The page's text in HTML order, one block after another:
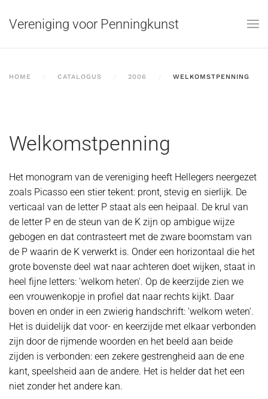
Skip to main content
Vereniging voor Penningkunst
HOME CATALOGUS 2006 WELKOMSTPENNING
Welkomstpenning
Het monogram van de vereniging heeft Hellegers neergezet
zoals Picasso een stier tekent: pront, stevig en sierlijk. De
verticaal van de letter P staat als een heipaal. De krul van
de letter P en de steun van de K zijn op ambigue wijze
gebogen en dat contrasteert met de zware boomstam van
de P waarin de K verwerkt is. Onder een horizontaal die het
grote bovenste deel wat naar achteren doet wijken, staat in
heel fijne letters: 'welkom heten'. Op de keerzijde zien we
een vrouwenkopje in profiel dat naar rechts kijkt. Daar
boven en onder in een zwierig handschrift: 'welkom weten'.
Het is duidelijk dat voor- en keerzijde met elkaar verbonden
zijn door de rijmende woorden en het beeld aan beide
zijden is verbonden: een zekere gestrengheid aan de ene
kant, speelsheid aan de andere. Het is helder dat het een
niet zonder het andere kan.